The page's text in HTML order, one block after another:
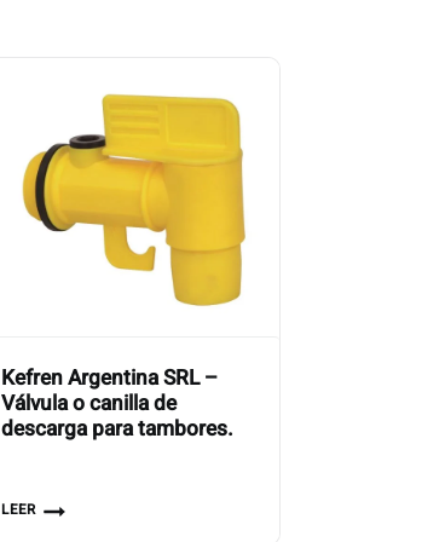
Kefren Argentina SRL –
Válvula o canilla de
descarga para tambores.
LEER